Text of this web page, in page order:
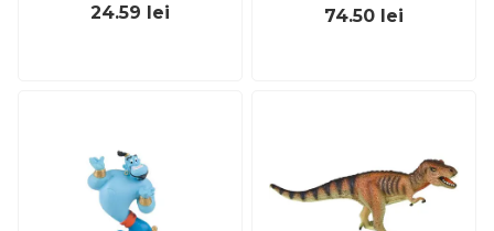
24.59 lei 74.50 lei